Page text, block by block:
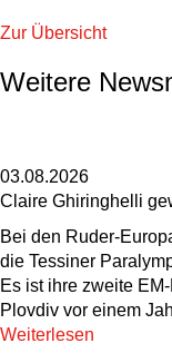
Zur Übersicht
Weitere
03.08.2026
Claire Ghiringhelli
Bei den Ruder-
die Tessiner
Es ist ihre zweite
Plovdiv vor einem
Weiterlesen